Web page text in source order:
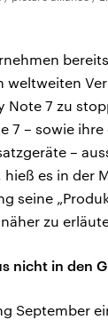
bereits
weltweiten
Note 7 zu
7 – sowie
–
es in der
seine
zu
nicht in den
September